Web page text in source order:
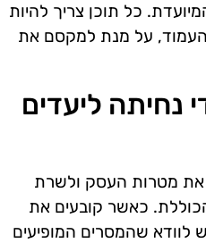
כל תוכן צריך להיות
על מנת למקסם את
נחיתה ליעדים
את מטרות העסק ולשרת
כאשר קובעים את
לוודא שהמסרים המופיעים